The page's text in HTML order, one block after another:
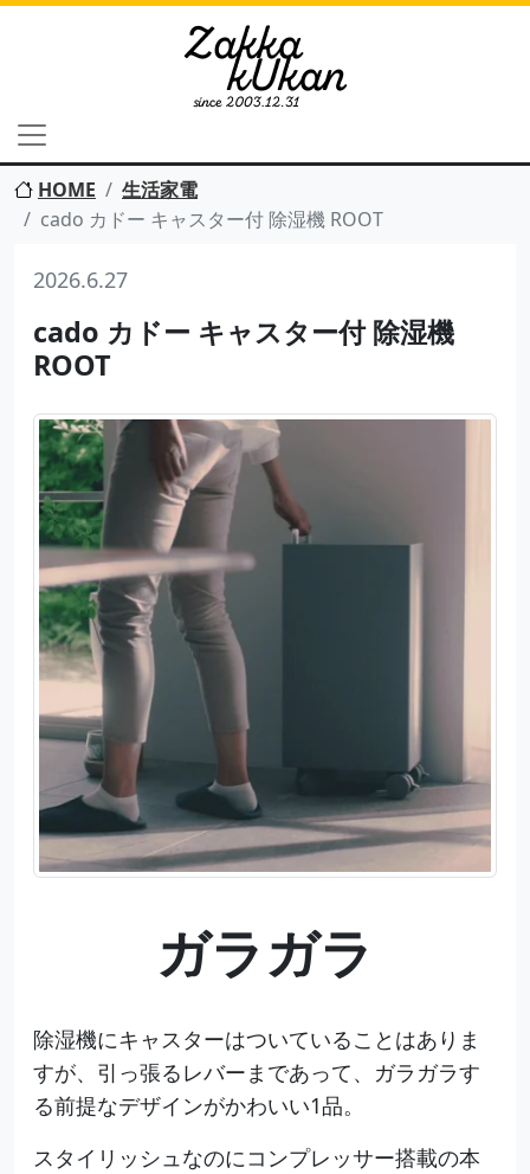
HOME
生活家電
cado カドー キャスター付 除湿機 ROOT
2026.6.27
cado カドー キャスター付 除湿機
ROOT
ガラガラ
除湿機にキャスターはついていることはありま
すが、引っ張るレバーまであって、ガラガラす
る前提なデザインがかわいい1品。
スタイリッシュなのにコンプレッサー搭載の本